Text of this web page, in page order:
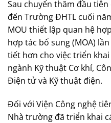
Sau chuyến thăm đầu tiên
đến Trường ĐHTL cuối
MOU thiết lập quan hệ
hợp tác bổ sung (MOA)
tiết hơn cho việc triển
ngành Kỹ thuật Cơ khí,
Điện tử và Kỹ thuật điện.
Đối với Viện Công nghệ
Nhà trường đã triển khai